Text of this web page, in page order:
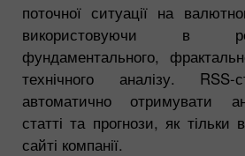
поточної ситуації на
використовуючи в
фундаментального,
технічного аналізу. RSS-
автоматично отримувати
статті та прогнози, як тільки
сайті компанії.